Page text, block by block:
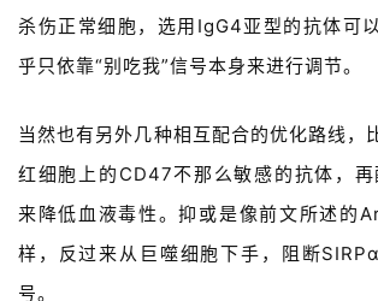
B
投
资
平
药
时
杀伤正常细胞，选用IgG4亚型的抗体可
乎只依靠“别吃我”信号本身来进行调节。
当然也有另外几种相互配合的优化路线，
红细胞上的CD47不那么敏感的抗体，再
来降低血液毒性。抑或是像前文所述的
样，反过来从巨噬细胞下手，阻断
号。